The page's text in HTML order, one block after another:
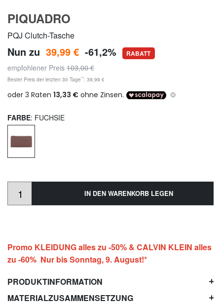
PIQUADRO
PQJ Clutch-Tasche
Nun zu 39,99 € -61,2% RABATT
empfohlener Preis 103,00 €
Bester Preis der letzten 30 Tage**: 39,99 €
FARBE: FUCHSIE
IN DEN WARENKORB LEGEN
Promo KLEIDUNG alles zu -50% & CALVIN KLEIN alles
zu -60% Nur bis Sonntag, 9. August!*
PRODUKTINFORMATION
MATERIALZUSAMMENSETZUNG